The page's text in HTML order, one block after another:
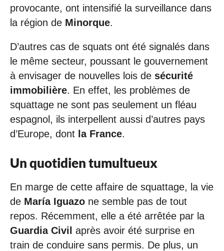
provocante, ont intensifié la surveillance dans
la région de Minorque.
D’autres cas de squats ont été signalés dans
le même secteur, poussant le gouvernement
à envisager de nouvelles lois de sécurité
immobilière. En effet, les problèmes de
squattage ne sont pas seulement un fléau
espagnol, ils interpellent aussi d’autres pays
d’Europe, dont la France.
Un quotidien tumultueux
En marge de cette affaire de squattage, la vie
de María Iguazo ne semble pas de tout
repos. Récemment, elle a été arrêtée par la
Guardia Civil après avoir été surprise en
train de conduire sans permis. De plus, un